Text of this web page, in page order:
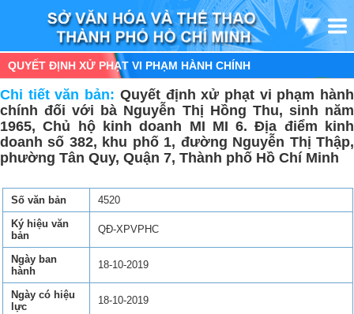
QUYẾT ĐỊNH XỬ PHẠT VI PHẠM HÀNH CHÍNH
Chi tiết văn bản: Quyết định xử phạt vi phạm hành
chính đối với bà Nguyễn Thị Hồng Thu, sinh năm
1965, Chủ hộ kinh doanh MI MI 6. Địa điểm kinh
doanh số 382, khu phố 1, đường Nguyễn Thị Thập,
phường Tân Quy, Quận 7, Thành phố Hồ Chí Minh
Số văn bản
4520
Ký hiệu văn
bản
QĐ-XPVPHC
Ngày ban
hành
18-10-2019
Ngày có hiệu
lực
18-10-2019